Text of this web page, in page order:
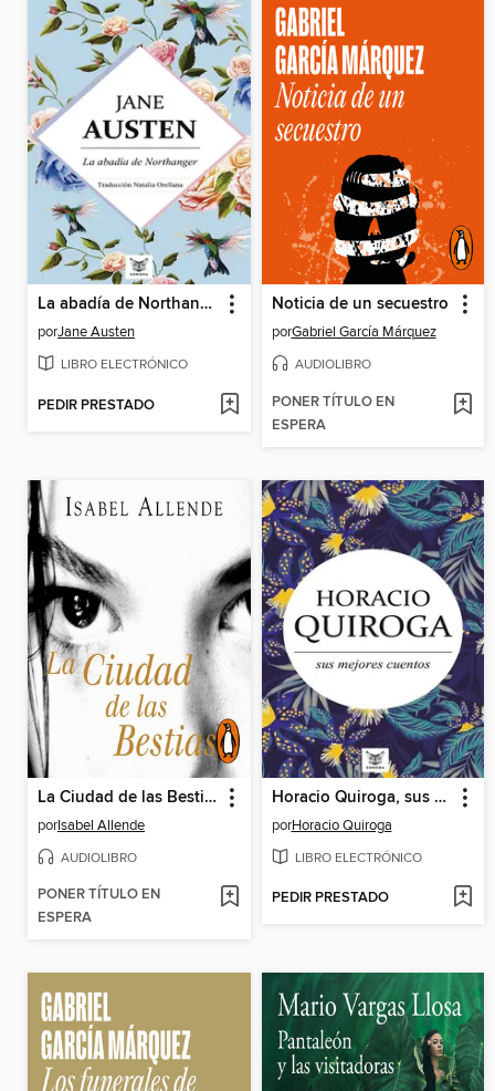
La abadía de Northanger
porJane Austen
LIBRO ELECTRÓNICO
PEDIR PRESTADO
Noticia de un secuestro
porGabriel García Márquez
AUDIOLIBRO
PONER TÍTULO EN
ESPERA
La Ciudad de las Bestias
porIsabel Allende
AUDIOLIBRO
PONER TÍTULO EN
ESPERA
Horacio Quiroga, sus mejores cuentos
porHoracio Quiroga
LIBRO ELECTRÓNICO
PEDIR PRESTADO